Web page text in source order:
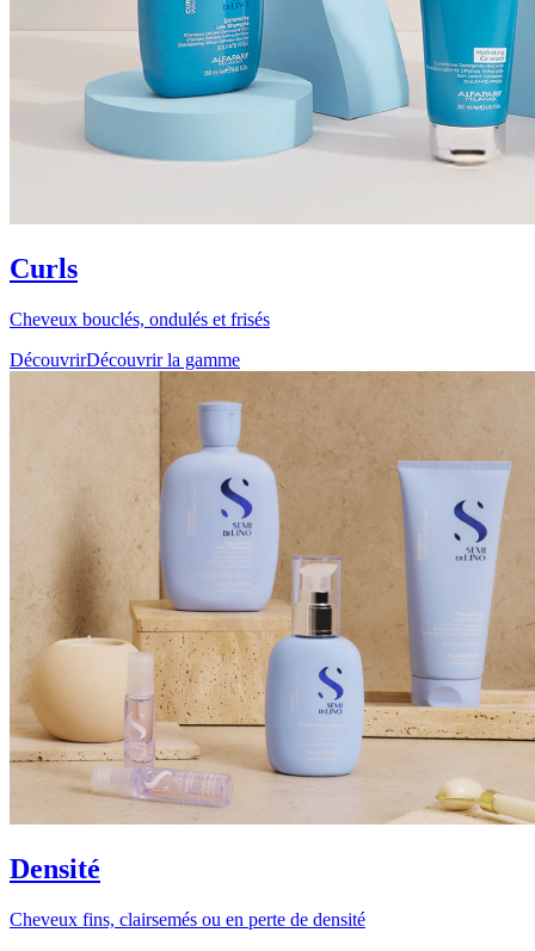
Curls
Cheveux bouclés, ondulés et frisés
DécouvrirDécouvrir la gamme
Densité
Cheveux fins, clairsemés ou en perte de densité